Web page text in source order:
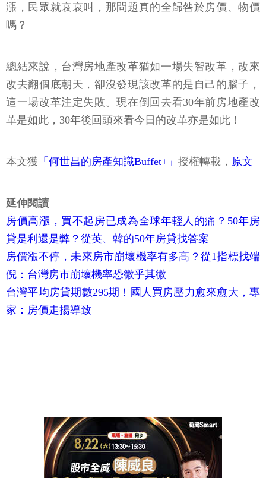
漲，民眾就哀哀叫，那問題真的全歸咎於房價、物價
嗎？
總結來說，台灣房地產改革猶如一場失智改革，改來
改去翻個底朝天，卻沒發現該改革的是自己的腦子，
這一場改革注定失敗。現在倒回去看30年前房地產改
革是如此，30年後回頭來看今日的改革亦是如此！
本文獲 「何世昌的房產知識Buffet+」 授權轉載， 原文
延伸閱讀
房價高漲，買不起房已成為全球年輕人的痛？50年房
貸是利還是弊？從英、韓的50年房貸找答案
房價漲不停，未來房市崩壞機率有多高？從1指標找端
倪：台灣房市崩壞機率恐微乎其微
台灣平均房貸期數295期！國人買房壓力愈來愈大，專
家：房價走揚導致